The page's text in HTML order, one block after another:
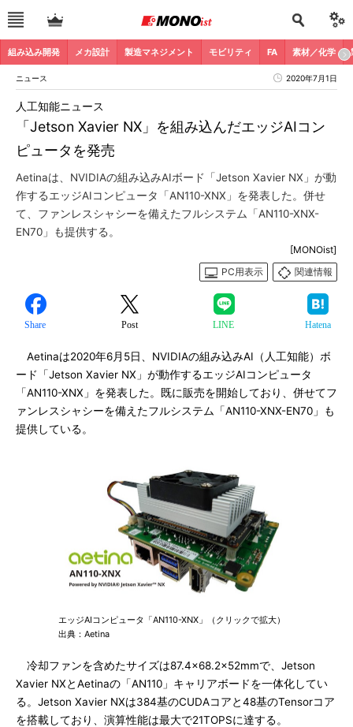
組み込み開発 メカ設計 製造マネジメント モビリティ FA 素材／化学
ニュース 2020年7月1日
「Jetson Xavier NX」を組み込んだエッジAIコン
ピュータを発売
人工知能ニュース
Aetinaは、NVIDIAの組み込みAIボード「Jetson Xavier NX」が動
作するエッジAIコンピュータ「AN110-XNX」を発表した。併せ
て、ファンレスシャシーを備えたフルシステム「AN110-XNX-
EN70」も提供する。
[MONOist]
PC用表示
関連情報
Share Post LINE Hatena
Aetinaは2020年6月5日、NVIDIAの組み込みAI（人工知能）ボ
ード「Jetson Xavier NX」が動作するエッジAIコンピュータ
「AN110-XNX」を発表した。既に販売を開始しており、併せてフ
ァンレスシャシーを備えたフルシステム「AN110-XNX-EN70」も
提供している。
エッジAIコンピュータ「AN110-XNX」（クリックで拡大）
出典：Aetina
冷却ファンを含めたサイズは87.4×68.2×52mmで、Jetson
Xavier NXとAetinaの「AN110」キャリアボードを一体化してい
る。Jetson Xavier NXは384基のCUDAコアと48基のTensorコア
を搭載しており、演算性能は最大で21TOPSに達する。